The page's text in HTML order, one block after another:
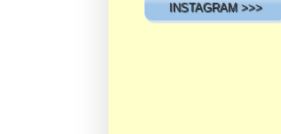
INSTAGRAM >>>